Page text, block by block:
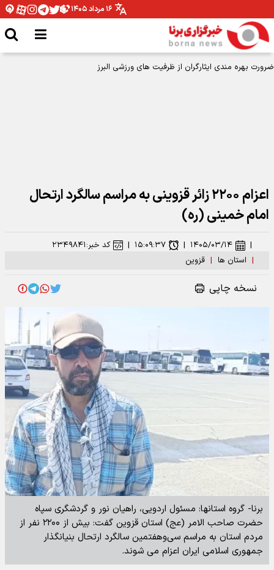
۱۶ مرداد ۱۴۰۵
اعزام ۲۲۰۰ زائر قزوینی به مراسم سالگرد ارتحال
امام خمینی (ره)
| استان ها | قزوین
| ۱۴۰۵/۰۳/۱۴ | ۱۵:۰۹:۳۷ | کد خبر:۲۳۴۹۸۴۱
نسخه چاپی
برنا- گروه استانها: مسئول اردویی، راهیان نور و گردشگری سپاه
حضرت صاحب الامر (عج) استان قزوین گفت: بیش از ۲۲۰۰ نفر از
مردم استان به مراسم سی‌وهفتمین سالگرد ارتحال بنیانگذار
جمهوری اسلامی ایران اعزام می شوند.